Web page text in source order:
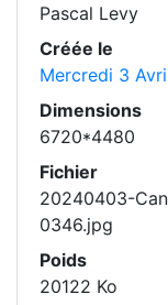
Pascal Levy
Créée le
Mercredi 3
Dimensions
6720*4480
Fichier
20240403-
0346.jpg
Poids
20122 Ko